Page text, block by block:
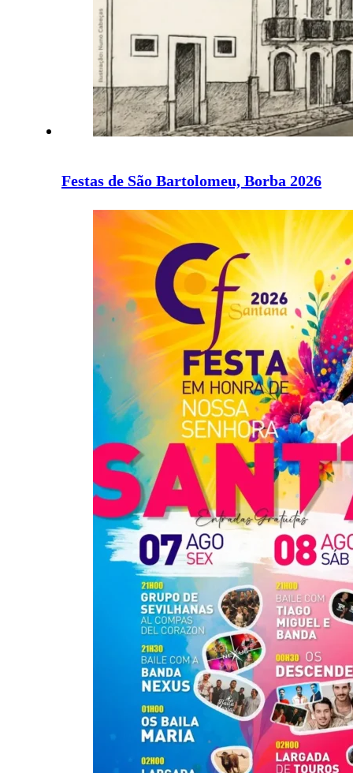
Festas de São Bartolomeu, Borba 2026